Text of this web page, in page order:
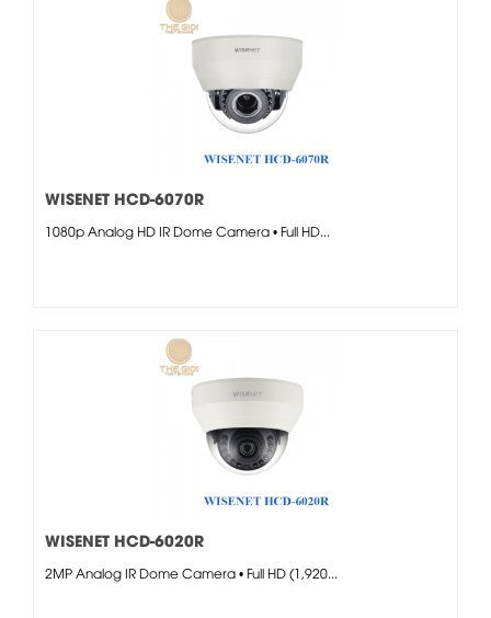
WISENET HCD-6070R
1080p Analog HD IR Dome Camera • Full HD...
WISENET HCD-6020R
2MP Analog IR Dome Camera • Full HD (1,920...